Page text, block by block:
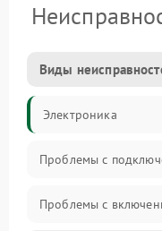
Виды
Электроника
Проблемы с
Проблемы с